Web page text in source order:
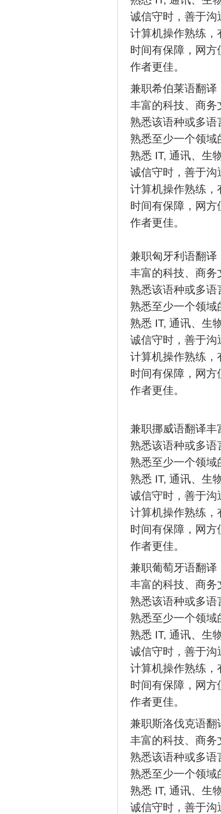
诚信守时，善于
计算机操作熟练，
时间有保障，网
作者更佳。
兼职希伯莱语翻译
丰富的科技、商务
熟悉该语种或多
熟悉至少一个领域
熟悉 IT, 通讯、生
诚信守时，善于
计算机操作熟练，
时间有保障，网
作者更佳。
兼职匈牙利语翻译
丰富的科技、商务
熟悉该语种或多
熟悉至少一个领域
熟悉 IT, 通讯、生
诚信守时，善于
计算机操作熟练，
时间有保障，网
作者更佳。
兼职挪威语翻译
熟悉该语种或多
熟悉至少一个领域
熟悉 IT, 通讯、生
诚信守时，善于
计算机操作熟练，
时间有保障，网
作者更佳。
兼职葡萄牙语
丰富的科技、商务
熟悉该语种或多
熟悉至少一个领域
熟悉 IT, 通讯、生
诚信守时，善于
计算机操作熟练，
时间有保障，网
作者更佳。
兼职斯洛伐克语翻
丰富的科技、商务
熟悉该语种或多
熟悉至少一个领域
熟悉 IT, 通讯、生
诚信守时，善于